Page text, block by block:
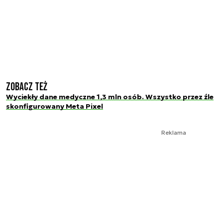
Zobacz też
Wyciekły dane medyczne 1,3 mln osób. Wszystko przez źle
skonfigurowany Meta Pixel
Reklama